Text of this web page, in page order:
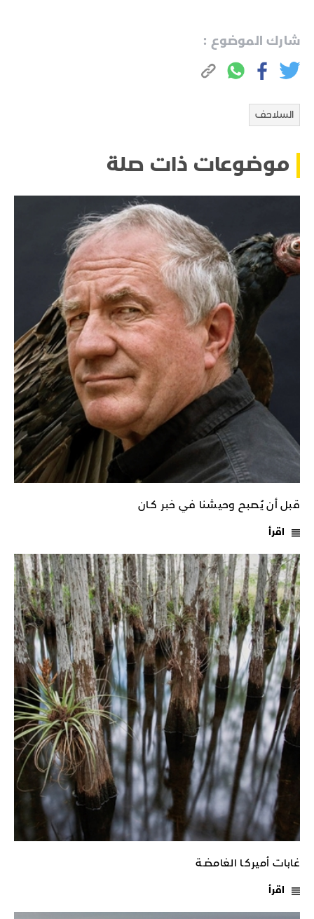
شارك الموضوع :
السلاحف
موضوعات ذات صلة
قبل أن يُصبح وحيشنا في خبر كـان
اقرأ
غابات أميركـا الغامضـة
اقرأ